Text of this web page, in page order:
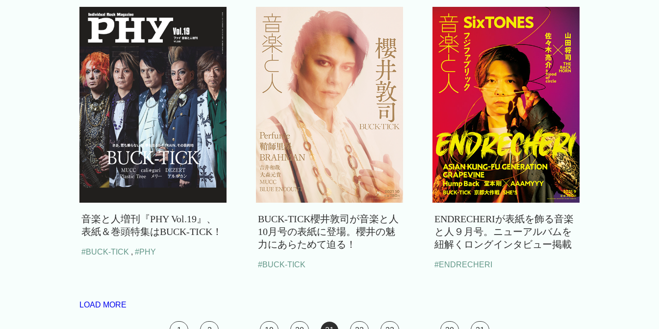
音楽と人増刊『PHY Vol.19』、
表紙＆巻頭特集はBUCK-TICK！
#BUCK-TICK , #PHY
BUCK-TICK櫻井敦司が音楽と人
10月号の表紙に登場。櫻井の魅
力にあらためて迫る！
#BUCK-TICK
ENDRECHERIが表紙を飾る音楽
と人９月号。ニューアルバムを
紐解くロングインタビュー掲載
#ENDRECHERI
LOAD MORE